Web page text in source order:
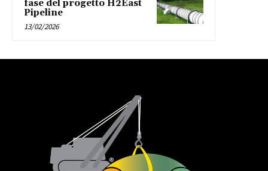
fase del progetto H2East
Pipeline
13/02/2026